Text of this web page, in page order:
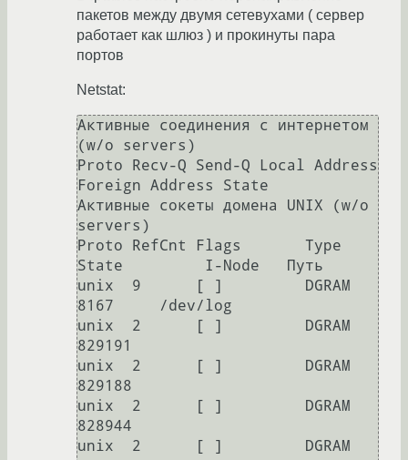
пакетов между двумя сетевухами ( сервер
работает как шлюз ) и прокинуты пара
портов
Netstat:
Активные соединения с интернетом
(w/o servers)
Proto Recv-Q Send-Q Local Address
Foreign Address State
Активные сокеты домена UNIX (w/o
servers)
Proto RefCnt Flags       Type
State         I-Node   Путь
unix  9      [ ]         DGRAM
8167     /dev/log
unix  2      [ ]         DGRAM
829191
unix  2      [ ]         DGRAM
829188
unix  2      [ ]         DGRAM
828944
unix  2      [ ]         DGRAM